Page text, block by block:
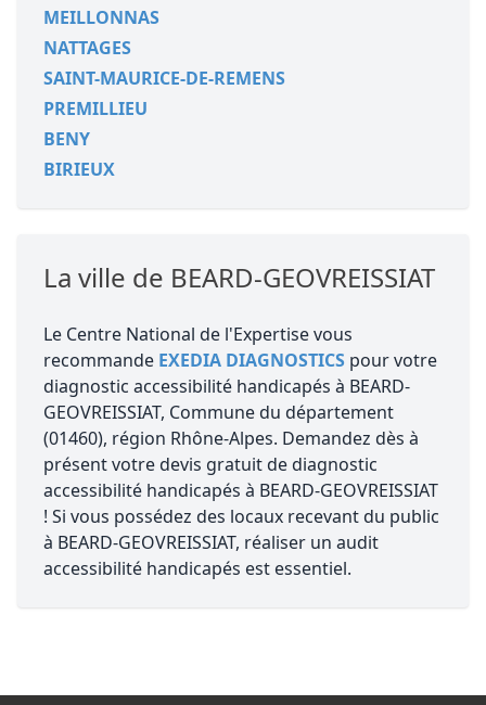
MEILLONNAS
NATTAGES
SAINT-MAURICE-DE-REMENS
PREMILLIEU
BENY
BIRIEUX
La ville de BEARD-GEOVREISSIAT
Le Centre National de l'Expertise vous
recommande EXEDIA DIAGNOSTICS pour votre
diagnostic accessibilité handicapés à BEARD-
GEOVREISSIAT, Commune du département
(01460), région Rhône-Alpes. Demandez dès à
présent votre devis gratuit de diagnostic
accessibilité handicapés à BEARD-GEOVREISSIAT
! Si vous possédez des locaux recevant du public
à BEARD-GEOVREISSIAT, réaliser un audit
accessibilité handicapés est essentiel.